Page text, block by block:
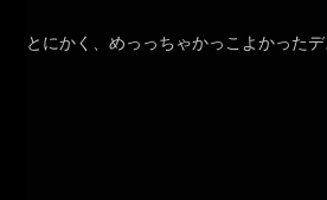
とにかく、めっっちゃかっこよかったデ